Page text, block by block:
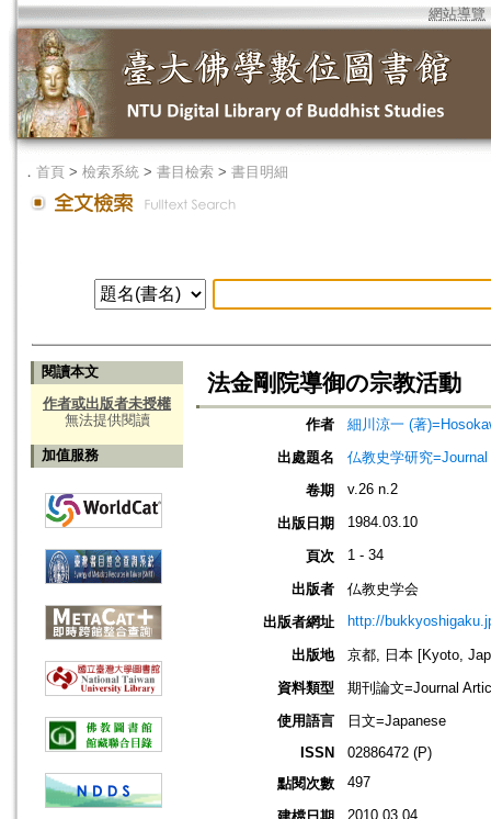
網站導覽
． 首頁 > 檢索系統 > 書目檢索 > 書目明細
閱讀本文
作者或出版者未授權
無法提供閱讀
加值服務
法金剛院導御の宗教活動
作者
細川涼一 (著
出處題名
仏教史学研究
卷期
v.26 n.2
出版日期 1984.03.10
頁次 1 - 34
出版者
仏教史学会
出版者網址
http://
出版地
京都, 日本 [Kyoto,
資料類型
期刊論文=Journal
使用語言
日文=Japanese
ISSN
02886472 (P)
點閱次數
497
2010.03.04